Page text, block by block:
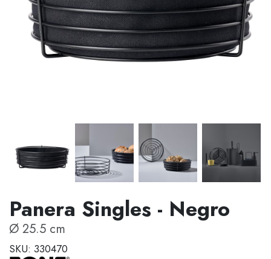
Panera Singles - Negro
Ø 25.5 cm
SKU: 330470